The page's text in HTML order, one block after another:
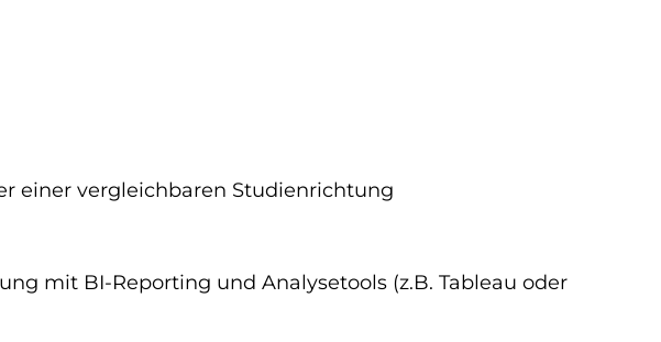
einer vergleichbaren Studienrichtung
mit BI-Reporting und Analysetools (z.B. Tableau oder